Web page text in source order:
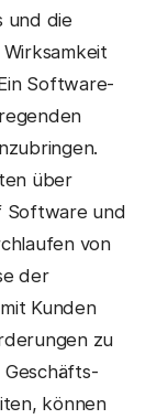
und die
Software-
über
Software und
von
der
Kunden
zu
können